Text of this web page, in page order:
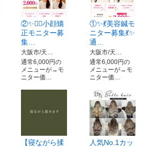
②✨️💆‍♀️小顔矯
正モニター募
集…
大阪市/天…
通常6,000円の
メニューが→モ
ニター価…
①✨️💃美容鍼モ
ニター募集💃✨️
通…
大阪市/天…
通常6,000円の
メニューが→モ
ニター価…
【寝ながら揉
人気No.1カッ